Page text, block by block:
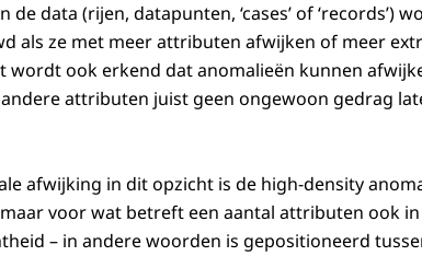
de data (rijen, datapunten, ‘cases’ of
als ze met meer attributen afwijken of meer
wordt ook erkend dat anomalieën kunnen
attributen juist geen ongewoon gedrag
afwijking in dit opzicht is de high-density
voor wat betreft een aantal attributen ook
– in andere woorden is gepositioneerd